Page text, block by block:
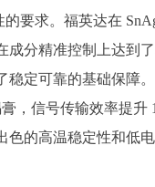
要求。福英达在
成分精准控制上达到
定可靠的基础保障。
，信号传输效率提升
色的高温稳定性和低